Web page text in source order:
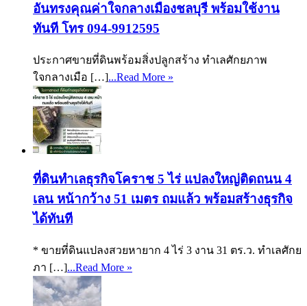
อันทรงคุณค่าใจกลางเมืองชลบุรี พร้อมใช้งาน
ทันที โทร 094-9912595
ประกาศขายที่ดินพร้อมสิ่งปลูกสร้าง ทำเลศักยภาพ
ใจกลางเมือ […]...Read More »
ที่ดินทำเลธุรกิจโคราช 5 ไร่ แปลงใหญ่ติดถนน 4
เลน หน้ากว้าง 51 เมตร ถมแล้ว พร้อมสร้างธุรกิจ
ได้ทันที
* ขายที่ดินแปลงสวยหายาก 4 ไร่ 3 งาน 31 ตร.ว. ทำเลศักย
ภา […]...Read More »